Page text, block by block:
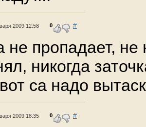
2009 12:58 0 #
не пропадает, не
никогда
са надо
2009 18:35 0 #